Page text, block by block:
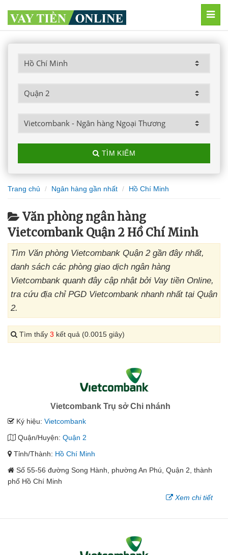
TÌM KIẾM
Trang chủ Ngân hàng gần nhất Hồ Chí Minh
Văn phòng ngân hàng
Vietcombank Quận 2 Hồ Chí Minh
Tìm Văn phòng Vietcombank Quận 2 gần đây nhất,
danh sách các phòng giao dịch ngân hàng
Vietcombank quanh đây cập nhật bởi Vay tiền Online,
tra cứu địa chỉ PGD Vietcombank nhanh nhất tại Quận
2.
Tìm thấy 3 kết quả (0.0015 giây)
Vietcombank Trụ sở Chi nhánh
Ký hiệu: Vietcombank
Quận/Huyện: Quận 2
Tỉnh/Thành: Hồ Chí Minh
Số 55-56 đường Song Hành, phường An Phú, Quận 2, thành
phố Hồ Chí Minh
Xem chi tiết